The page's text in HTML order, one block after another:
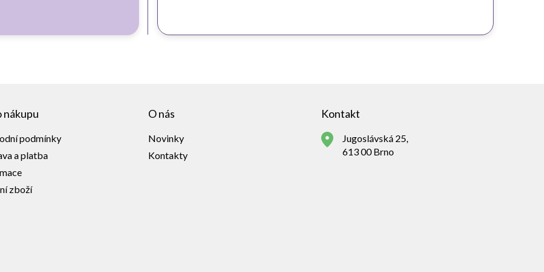
nákupu
podmínky
a platba
zboží
O nás
Novinky
Kontakty
Kontakt
Jugoslávská 25,
613 00 Brno